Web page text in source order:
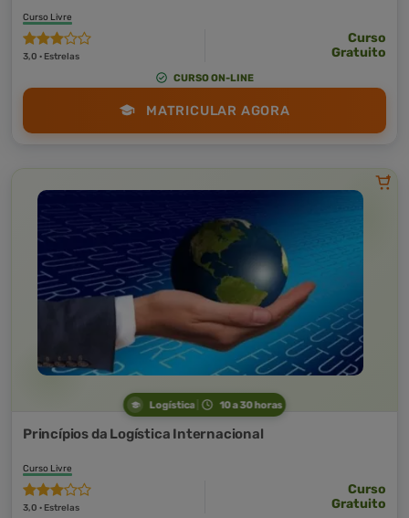
Curso Livre
3,0 · Estrelas
Curso
Gratuito
CURSO ON-LINE
MATRICULAR AGORA
Logística 10 a 30 horas
Princípios da Logística Internacional
Curso Livre
3,0 · Estrelas
Curso
Gratuito